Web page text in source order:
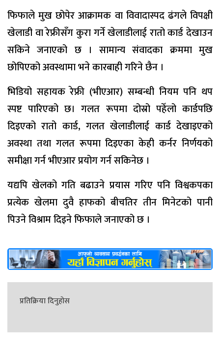
फिफाले मुख छोपेर आक्रामक वा विवादास्पद ढंगले विपक्षी
खेलाडी वा रेफ्रीसँग कुरा गर्ने खेलाडीलाई रातो कार्ड देखाउन
सकिने जनाएको छ । सामान्य संवादका क्रममा मुख
छोपिएको अवस्थामा भने कारबाही गरिने छैन ।
भिडियो सहायक रेफ्री (भीएआर) सम्बन्धी नियम पनि थप
स्पष्ट पारिएको छ। गलत रूपमा दोस्रो पहेँलो कार्डपछि
दिइएको रातो कार्ड, गलत खेलाडीलाई कार्ड देखाइएको
अवस्था तथा गलत रूपमा दिइएका केही कर्नर निर्णयको
समीक्षा गर्न भीएआर प्रयोग गर्न सकिनेछ ।
यद्यपि खेलको गति बढाउने प्रयास गरिए पनि विश्वकपका
प्रत्येक खेलमा दुवै हाफको बीचतिर तीन मिनेटको पानी
पिउने विश्राम दिइने फिफाले जनाएको छ ।
प्रतिक्रिया दिनुहोस